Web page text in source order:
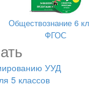
мысли в
Обществознание 6
ФГОС
УУД
5 классов